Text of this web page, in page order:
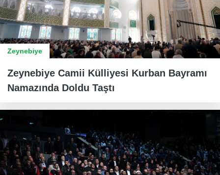
Zeynebiye
Zeynebiye Camii Külliyesi Kurban Bayramı
Namazında Doldu Taştı